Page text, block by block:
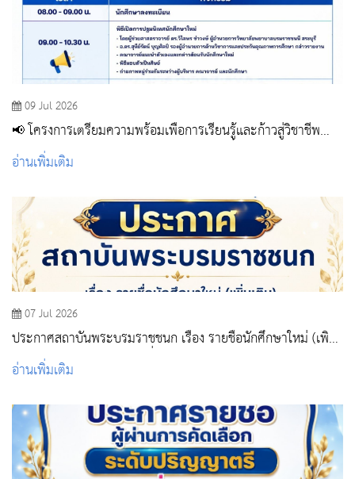
09 Jul 2026
📢 โครงการเตรียมความพร้อมเพื่อการเรียนรู้และก้าวสู่วิชาชีพ
กิจกรรม ปฐมนิเทศและเตรียมความพร้อมเพื่อการเรียนรู้ นักศึกษา
ผู้ช่วยพยาบาล รุ่นที่ 4
อ่านเพิ่มเติม
07 Jul 2026
ประกาศสถาบันพระบรมราชชนก เรื่อง รายชื่อนักศึกษาใหม่ (เพิ่ม
เติม) ระดับปริญญาตรีและต่ำกว่าปริญญาตรี ปีการศึกษา 2569
รอบที่ 4 รับตรงอิสระ
อ่านเพิ่มเติม